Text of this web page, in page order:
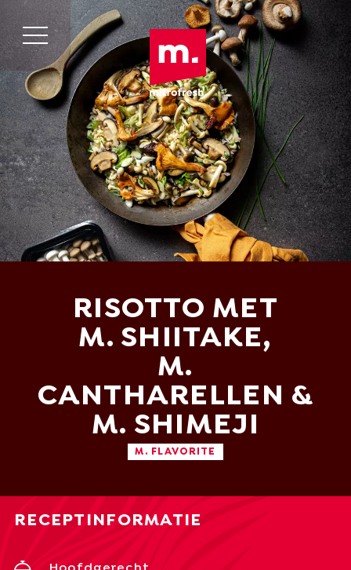
Nederlands
English
+31 174 245 543
sales@mitrofresh.com
RISOTTO MET
M. SHIITAKE,
M.
CANTHARELLEN &
M. SHIMEJI
M. FLAVORITE
RECEPTINFORMATIE